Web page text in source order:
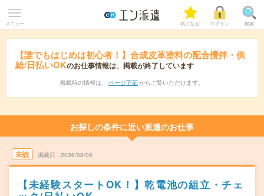
メニュー 気になる! ログイン 検索
【誰でもはじめは初心者！】合成皮革塗料の配合攪拌・供
給/日払いOKのお仕事情報は、掲載が終了しています
掲載時の情報は、 ページ下部 からご覧いただけます。
お探しの条件に近い派遣のお仕事
未読 掲載日 2026/08/06
【未経験スタートOK！】乾電池の組立・チェ